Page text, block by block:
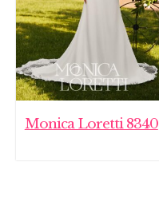
Monica Loretti 8340